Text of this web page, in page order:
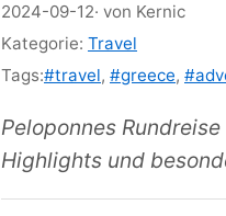
2024-09-12· von Kernic
Kategorie: Travel
Tags:#travel, #greece,
Peloponnes
Highlights und